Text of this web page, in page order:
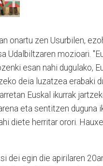
onartu zen Usurbilen,
Udalbiltzaren mozioari.
esan nahi dugulako,
deia luzatzea erabaki
Euskal ikurrak
eta sentitzen duguna
diete herritar orori.
dei egin die apirilaren